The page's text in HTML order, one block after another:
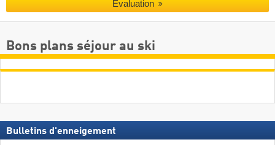
Évaluation
Bons plans séjour au ski
Bulletins d'enneigement